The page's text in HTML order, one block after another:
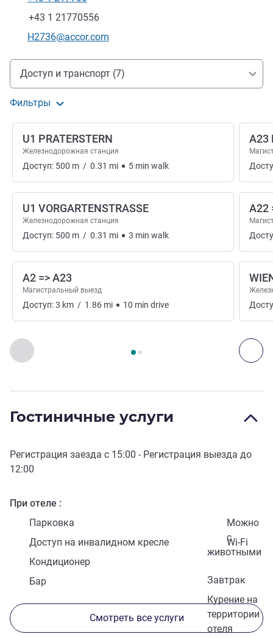
Телефон
Факс
+43 1 21770556
Контактный адрес электронной почты
H2736@accor.com
Доступ и транспорт
Доступ и транспорт (7)
Фильтры
Назад - Доступ и транспорт
Страница , Доступ и транспорт 1 :, Доступ и
U1 PRATERSTERN
Железнодорожная станция
Доступ: 500 m / 0.31 mi 5 min walk
U1 VORGARTENSTRASSE
Железнодорожная станция
Доступ: 500 m / 0.31 mi 3 min walk
A2 => A23
Магистральный выезд
Доступ:3 km / 1.86 mi 10 min drive
A23
A22
Гостиничные услуги
Регистрация заезда с 15:00 - Регистрация выезда до
12:00
При отеле
Парковка
Можно
с
животными
Доступ на инвалидном кресле
Wi-Fi
Кондиционер
Завтрак
Бар
Курение на
территории
отеля
Смотреть все услуги